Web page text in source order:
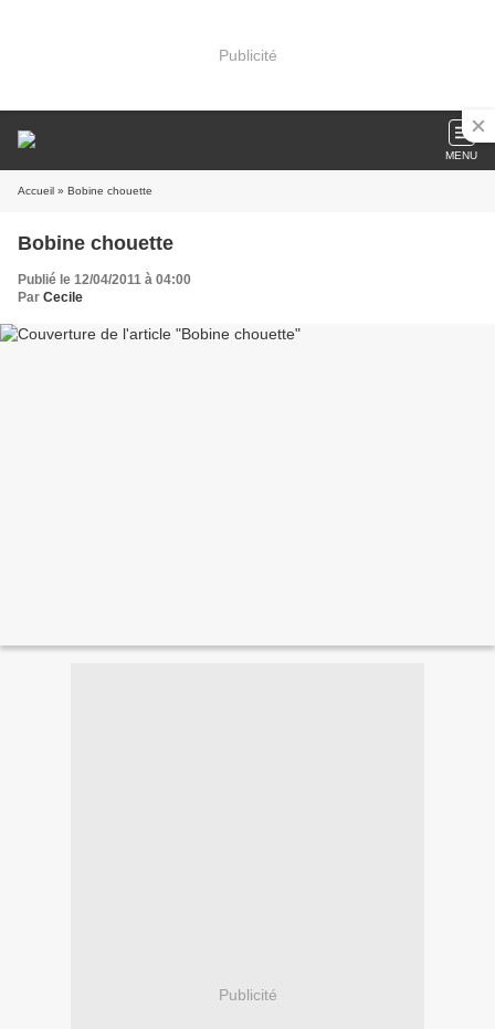
Publicité
MENU
Accueil » Bobine chouette
Bobine chouette
Publié le 12/04/2011 à 04:00
Par Cecile
Publicité